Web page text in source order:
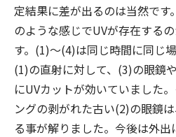
定結果に差が出るのは当然です
のような感じでUVが存在する
す。(1)〜(4)は同じ時間に同じ
(1)の直射に対して、(3)の眼鏡
にUVカットが効いていました
ングの剥がれた古い(2)の眼鏡
る事が解りました。今後は外